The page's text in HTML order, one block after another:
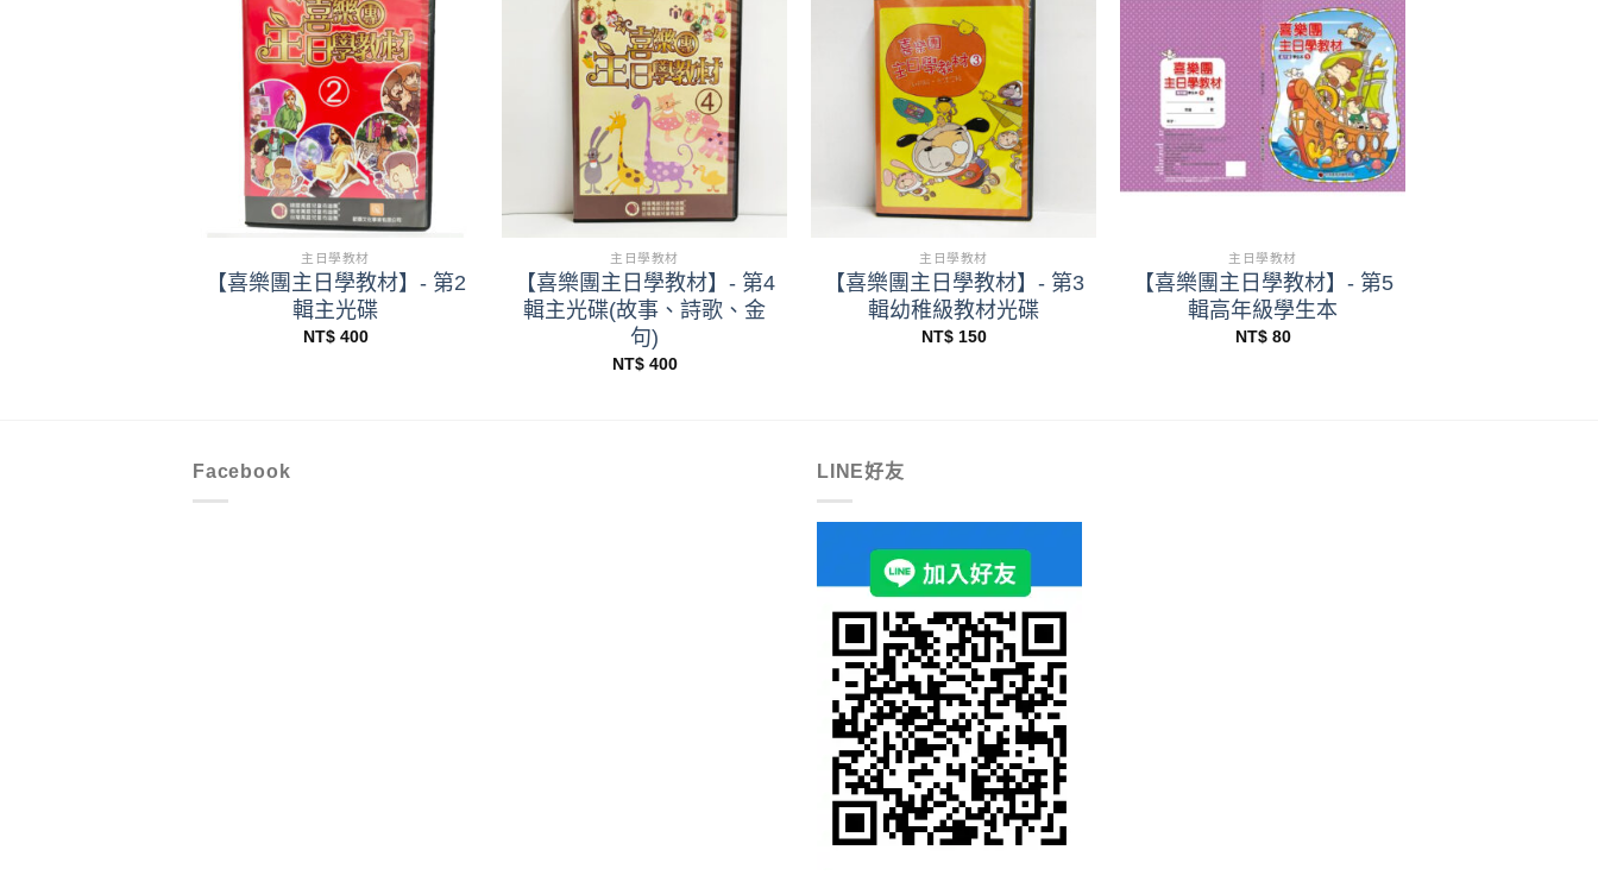
主日學教材
【喜樂團主日學教材】- 第2
輯主光碟
NT$400
+
主日學教材
【喜樂團主日學教材】- 第4
輯主光碟(故事、詩歌、金
句)
NT$400
主日學教材
【喜樂團主日學教材】- 第3
輯幼稚級教材光碟
NT$150
主日學教材
【喜樂團主日學教材】- 第5
輯高年級學生本
NT$80
Facebook LINE好友